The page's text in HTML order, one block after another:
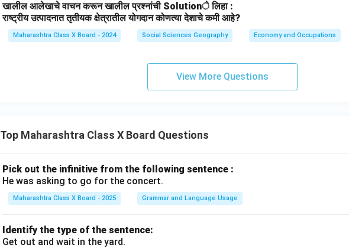
खालील आलेखाचे वाचन करून खालील प्रश्नांची Solutionे लिहा :
राष्ट्रीय उत्पादनात तृतीयक क्षेत्रातील योगदान कोणत्या देशाचे कमी आहे?
Maharashtra Class X Board - 2024 Social Sciences Geography Economy and Occupations
View More Questions
Top Maharashtra Class X Board Questions
Pick out the infinitive from the following sentence :
He was asking to go for the concert.
Maharashtra Class X Board - 2025 Grammar and Language Usage
Identify the type of the sentence:
Get out and wait in the yard.